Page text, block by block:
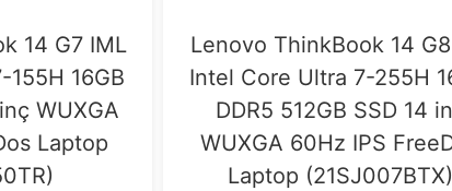
14 G7 IML
16GB
WUXGA
Laptop
Lenovo ThinkBook 14
Intel Core Ultra 7-255H
DDR5 512GB SSD 14
WUXGA 60Hz IPS
Laptop (21SJ007BTX)